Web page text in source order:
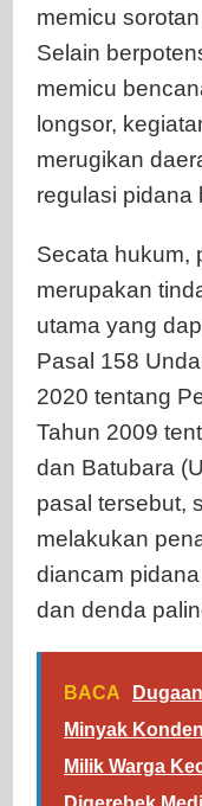
memicu
Selain
memicu
longsor,
merugikan
regulasi pidana
Secata hukum,
merupakan
utama yang
Pasal 158
2020 tentang
Tahun 2009
dan Batubara
pasal tersebut,
melakukan
diancam
dan denda
BACA
Minyak
Milik Warga